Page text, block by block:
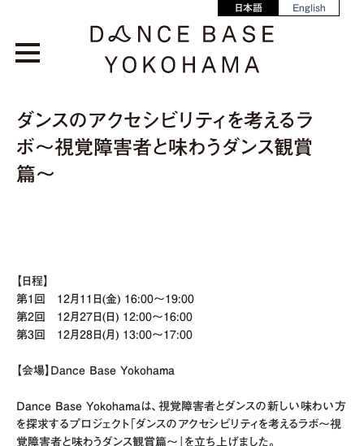
日本語 English
ダンスのアクセシビリティを考えるラ
ボ〜視覚障害者と味わうダンス観賞
篇〜
【日程】
第1回 12月11日(金) 16:00〜19:00
第2回 12月27日(日) 12:00〜16:00
第3回 12月28日(月) 13:00〜17:00
【会場】Dance Base Yokohama
Dance Base Yokohamaは、視覚障害者とダンスの新しい味わい方
を探求するプロジェクト「ダンスのアクセシビリティを考えるラボ〜視
覚障害者と味わうダンス観賞篇〜」を立ち上げました。